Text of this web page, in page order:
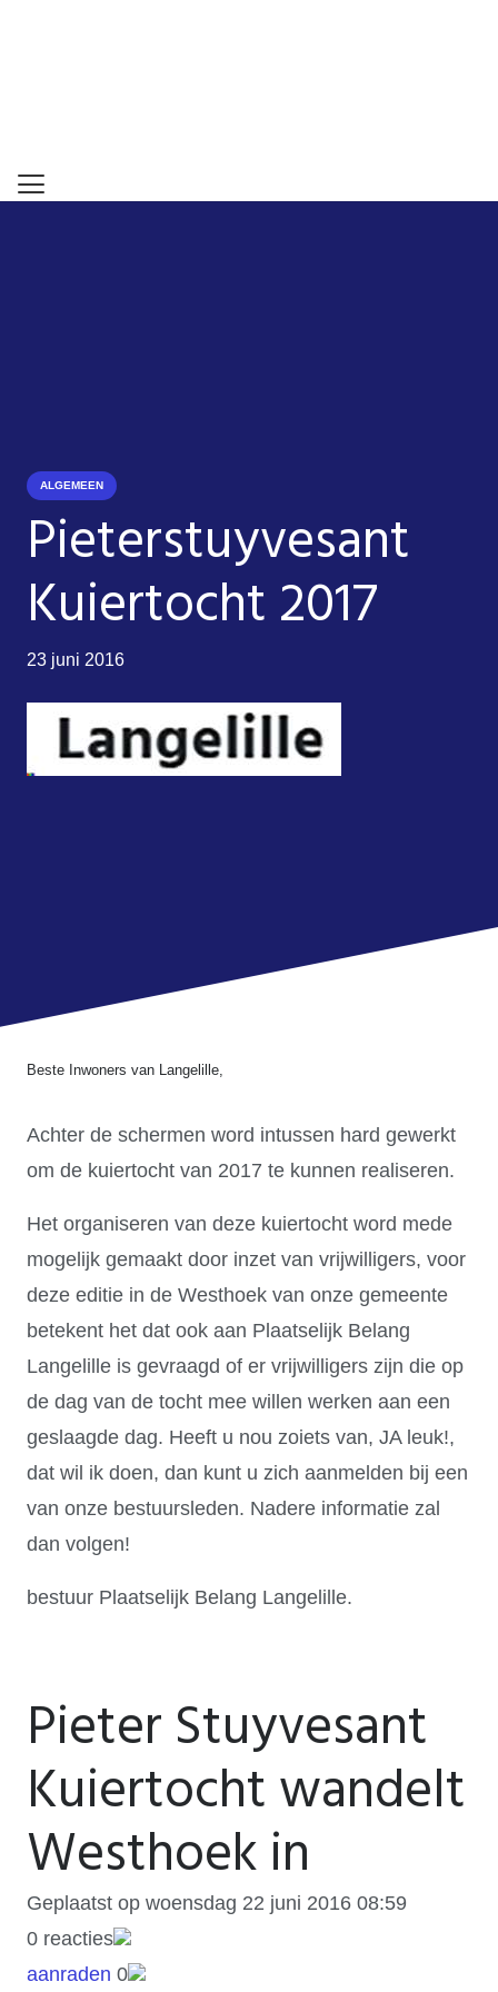
ALGEMEEN
Pieterstuyvesant
Kuiertocht 2017
23 juni 2016
Beste Inwoners van Langelille,
Achter de schermen word intussen hard gewerkt
om de kuiertocht van 2017 te kunnen realiseren.
Het organiseren van deze kuiertocht word mede
mogelijk gemaakt door inzet van vrijwilligers, voor
deze editie in de Westhoek van onze gemeente
betekent het dat ook aan Plaatselijk Belang
Langelille is gevraagd of er vrijwilligers zijn die op
de dag van de tocht mee willen werken aan een
geslaagde dag. Heeft u nou zoiets van, JA leuk!,
dat wil ik doen, dan kunt u zich aanmelden bij een
van onze bestuursleden. Nadere informatie zal
dan volgen!
bestuur Plaatselijk Belang Langelille.
Pieter Stuyvesant
Kuiertocht wandelt
Westhoek in
Geplaatst op woensdag 22 juni 2016 08:59
0 reacties
aanraden 0